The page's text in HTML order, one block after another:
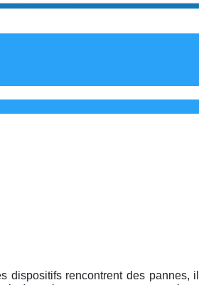
dispositifs rencontrent des pannes,